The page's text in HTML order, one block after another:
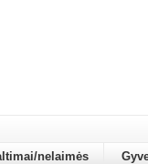
nelaimės